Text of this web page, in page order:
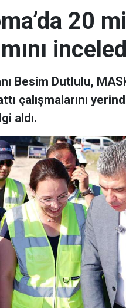
20
Besim Dutlulu,
çalışmalarını
aldı.